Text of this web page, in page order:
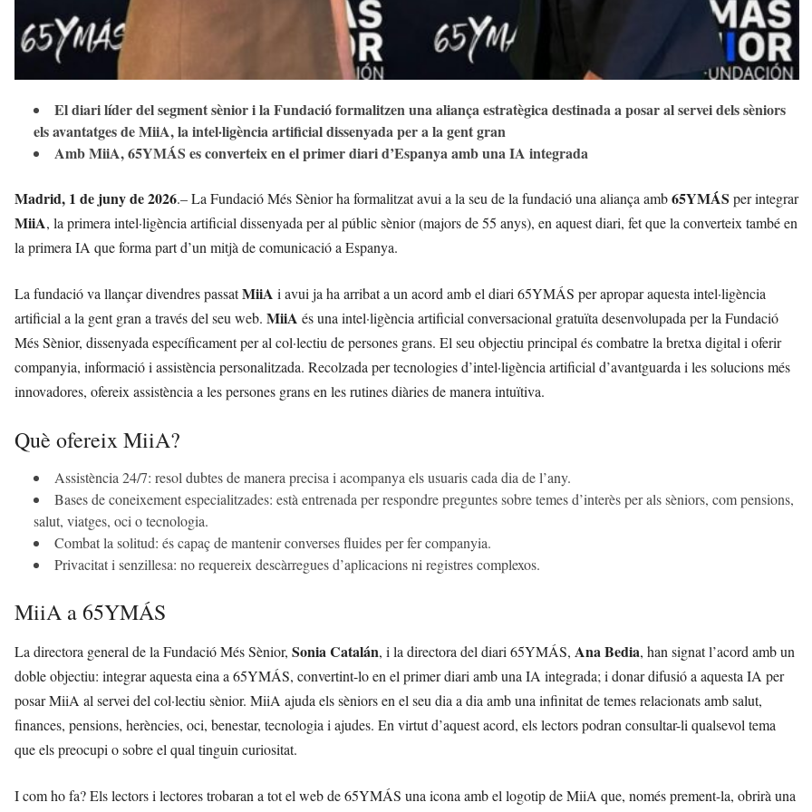
El diari líder del segment sènior i la Fundació formalitzen una aliança estratègica destinada a posar al servei dels sèniors
els avantatges de MiiA, la intel·ligència artificial dissenyada per a la gent gran
Amb MiiA, 65YMÁS es converteix en el primer diari d’Espanya amb una IA integrada
Madrid, 1 de juny de 2026.– La Fundació Més Sènior ha formalitzat avui a la seu de la fundació una aliança amb65YMÁS per integrar
MiiA, la primera intel·ligència artificial dissenyada per al públic sènior (majors de 55 anys), en aquest diari, fet que la converteix també en
la primera IA que forma part d’un mitjà de comunicació a Espanya.
La fundació va llançar divendres passatMiiA i avui ja ha arribat a un acord amb el diari 65YMÁS per apropar aquesta intel·ligència
artificial a la gent gran a través del seu web. MiiA és una intel·ligència artificial conversacional gratuïta desenvolupada per la Fundació
Més Sènior, dissenyada específicament per al col·lectiu de persones grans. El seu objectiu principal és combatre la bretxa digital i oferir
companyia, informació i assistència personalitzada. Recolzada per tecnologies d’intel·ligència artificial d’avantguarda i les solucions més
innovadores, ofereix assistència a les persones grans en les rutines diàries de manera intuïtiva.
Què ofereix MiiA?
Assistència 24/7: resol dubtes de manera precisa i acompanya els usuaris cada dia de l’any.
Bases de coneixement especialitzades: està entrenada per respondre preguntes sobre temes d’interès per als sèniors, com pensions,
salut, viatges, oci o tecnologia.
Combat la solitud: és capaç de mantenir converses fluides per fer companyia.
Privacitat i senzillesa: no requereix descàrregues d’aplicacions ni registres complexos.
MiiA a 65YMÁS
La directora general de la Fundació Més Sènior, Sonia Catalán, i la directora del diari 65YMÁS, Ana Bedia, han signat l’acord amb un
doble objectiu: integrar aquesta eina a 65YMÁS, convertint-lo en el primer diari amb una IA integrada; i donar difusió a aquesta IA per
posar MiiA al servei del col·lectiu sènior. MiiA ajuda els sèniors en el seu dia a dia amb una infinitat de temes relacionats amb salut,
finances, pensions, herències, oci, benestar, tecnologia i ajudes. En virtut d’aquest acord, els lectors podran consultar-li qualsevol tema
que els preocupi o sobre el qual tinguin curiositat.
I com ho fa? Els lectors i lectores trobaran a tot el web de 65YMÁS una icona amb el logotip de MiiA que, només prement-la, obrirà una